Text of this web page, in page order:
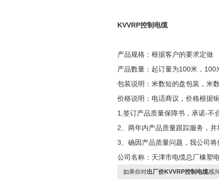
KVVRP控制电缆
产品规格：根据客户的要求定做
产品数量：起订量为100米，100
包装说明：米数短的盘包装，米
价格说明：电话商议，价格根据
1,签订产品质量保障书，承诺-不
2、两年内产品质量跟踪服务，
3、确因产品质量问题，我公司
公司名称：天津市电缆总厂橡塑
如果你对出厂价KVVRP控制电缆感